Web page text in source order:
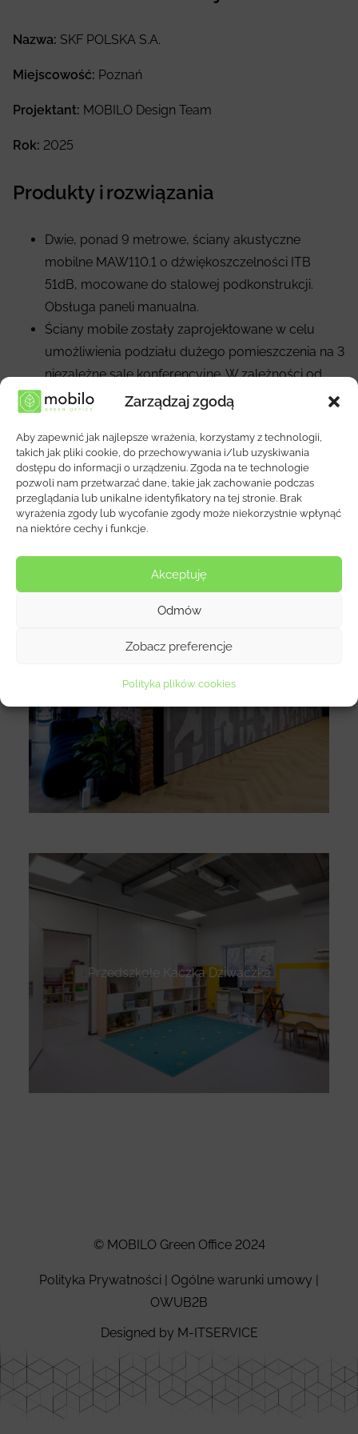
Zarządzaj zgodą
Aby zapewnić jak najlepsze wrażenia, korzystamy z technologii,
takich jak pliki cookie, do przechowywania i/lub uzyskiwania
dostępu do informacji o urządzeniu. Zgoda na te technologie
pozwoli nam przetwarzać dane, takie jak zachowanie podczas
przeglądania lub unikalne identyfikatory na tej stronie. Brak
wyrażenia zgody lub wycofanie zgody może niekorzystnie wpłynąć
na niektóre cechy i funkcje.
Akceptuję
Odmów
Zobacz preferencje
Polityka plików cookies
Nazwa: SKF POLSKA S.A.
Miejscowość: Poznań
Projektant: MOBILO Design Team
Rok: 2025
Produkty i rozwiązania
Dwie, ponad 9 metrowe, ściany akustyczne
mobilne MAW110.1 o dźwiękoszczelności ITB
51dB, mocowane do stalowej podkonstrukcji.
Obsługa paneli manualna.
Ściany mobile zostały zaprojektowane w celu
umożliwienia podziału dużego pomieszczenia na 3
niezależne sale konferencyjne. W zależności od
potrzeb, można stworzyć jedną, dwie lub trzy sale.
pasuje do mebli. Dobrze kontrastuje z ciemną
wykładziną i kolorowymi krzesłami.
Wybrane Realizacje
MOVESTORY Pilates & Joga Studio
Przedszkole Kaczka Dziwaczka
© MOBILO Green Office 2024
Polityka Prywatności | Ogólne warunki umowy |
OWUB2B
Designed by M-ITSERVICE